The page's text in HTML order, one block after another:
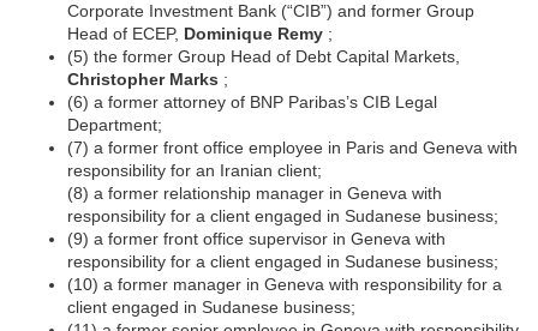
Corporate Investment Bank (“CIB”) and former Group
Head of ECEP, Dominique Remy ;
(5) the former Group Head of Debt Capital Markets,
Christopher Marks ;
(6) a former attorney of BNP Paribas’s CIB Legal
Department;
(7) a former front office employee in Paris and Geneva with
responsibility for an Iranian client;
(8) a former relationship manager in Geneva with
responsibility for a client engaged in Sudanese business;
(9) a former front office supervisor in Geneva with
responsibility for a client engaged in Sudanese business;
(10) a former manager in Geneva with responsibility for a
client engaged in Sudanese business;